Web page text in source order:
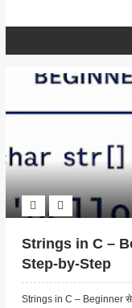
Strings in C –
Step-by-Step
Strings in C – Beginner